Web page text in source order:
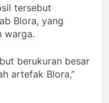
tersebut
Blora, yang
warga.
berukuran besar
artefak Blora,”